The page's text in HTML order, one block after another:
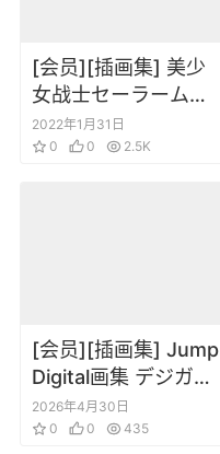
[会员][插画集] 美少
女战士セーラームー
ン SAILORMOON 同
人原画集Infinity
2022年1月31日
0
0 2.5K
[会员][插画集] Jump
Digital画集 デジガ
CLAYMORE 1
2026年4月30日
0
0 435